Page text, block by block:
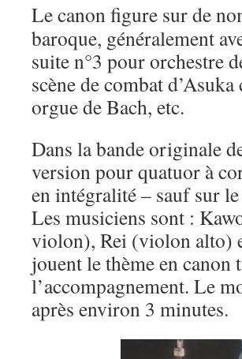
Le canon figure sur de
baroque, généralement
suite n°3 pour orchestre
scène de combat
orgue de Bach, etc.
Dans la bande originale
version pour quatuor à
en intégralité – sauf sur
Les musiciens sont :
violon), Rei (violon alto)
jouent le thème en
l’accompagnement. Le
après environ 3 minutes.